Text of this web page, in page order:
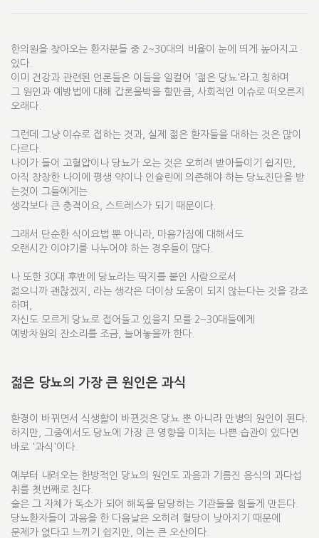
한의원을 찾아오는 환자분들 중 2~30대의 비율이 눈에 띄게 높아지고
있다.
이미 건강과 관련된 언론들은 이들을 일컬어 '젊은 당뇨'라고 칭하며
그 원인과 예방법에 대해 갑론을박을 할만큼, 사회적인 이슈로 떠오른지
오래다.
그런데 그냥 이슈로 접하는 것과, 실제 젊은 환자들을 대하는 것은 많이
다르다.
나이가 들어 고혈압이나 당뇨가 오는 것은 오히려 받아들이기 쉽지만,
아직 창창한 나이에 평생 약이나 인슐린에 의존해야 하는 당뇨진단을 받
는것이 그들에게는
생각보다 큰 충격이요, 스트레스가 되기 때문이다.
그래서 단순한 식이요법 뿐 아니라, 마음가짐에 대해서도
오랜시간 이야기를 나누어야 하는 경우들이 많다.
나 또한 30대 후반에 당뇨라는 딱지를 붙인 사람으로서
젊으니까 괜찮겠지, 라는 생각은 더이상 도움이 되지 않는다는 것을 강조
하며,
자신도 모르게 당뇨로 접어들고 있을지 모를 2~30대들에게
예방차원의 잔소리를 조금, 늘어놓을까 한다.
젊은 당뇨의 가장 큰 원인은 과식
환경이 바뀌면서 식생활이 바뀐것은 당뇨 뿐 아니라 만병의 원인이 된다.
하지만, 그중에서도 당뇨에 가장 큰 영향을 미치는 나쁜 습관이 있다면
바로 '과식'이다.
예부터 내려오는 한방적인 당뇨의 원인도 과음과 기름진 음식의 과다섭
취를 첫번째로 친다.
술은 그 자체가 독소가 되어 해독을 담당하는 기관들을 힘들게 만든다.
당뇨환자들이 과음을 한 다음날은 오히려 혈당이 낮아지기 때문에
문제가 없다고 느끼기 쉽지만, 이는 큰 오산이다.